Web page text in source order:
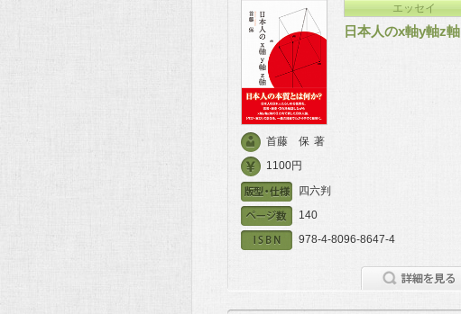
エッセイ
日本人のx軸y軸z軸
首藤 保 著
1100円
四六判
140
978-4-8096-8647-4